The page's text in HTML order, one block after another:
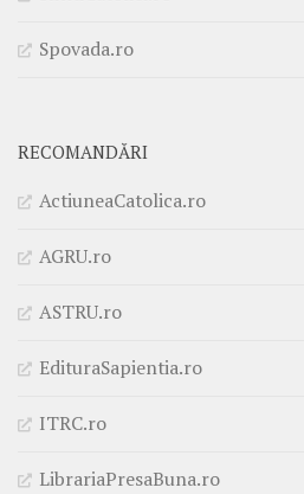
Spovada.ro
RECOMANDĂRI
ActiuneaCatolica.ro
AGRU.ro
ASTRU.ro
EdituraSapientia.ro
ITRC.ro
LibrariaPresaBuna.ro